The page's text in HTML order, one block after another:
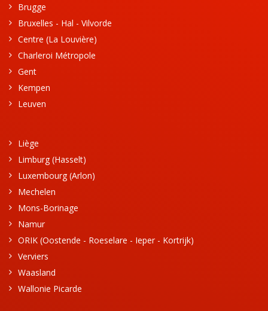
Brugge
Bruxelles - Hal - Vilvorde
Centre (La Louvière)
Charleroi Métropole
Gent
Kempen
Leuven
Liège
Limburg (Hasselt)
Luxembourg (Arlon)
Mechelen
Mons-Borinage
Namur
ORIK (Oostende - Roeselare - Ieper - Kortrijk)
Verviers
Waasland
Wallonie Picarde